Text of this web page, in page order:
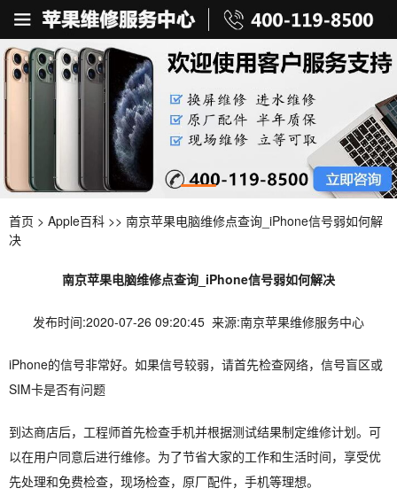
首页 > Apple百科 >> 南京苹果电脑维修点查询_iPhone信号弱如何解
决
南京苹果电脑维修点查询_iPhone信号弱如何解决
发布时间:2020-07-26 09:20:45 来源:南京苹果维修服务中心
iPhone的信号非常好。如果信号较弱，请首先检查网络，信号盲区或
SIM卡是否有问题
到达商店后，工程师首先检查手机并根据测试结果制定维修计划。可
以在用户同意后进行维修。为了节省大家的工作和生活时间，享受优
先处理和免费检查，现场检查，原厂配件，手机等理想。